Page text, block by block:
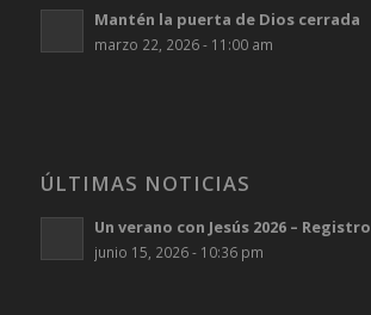
Mantén la puerta de Dios cerrada
marzo 22, 2026 - 11:00 am
ÚLTIMAS NOTICIAS
Un verano con Jesús 2026 – Registro
junio 15, 2026 - 10:36 pm